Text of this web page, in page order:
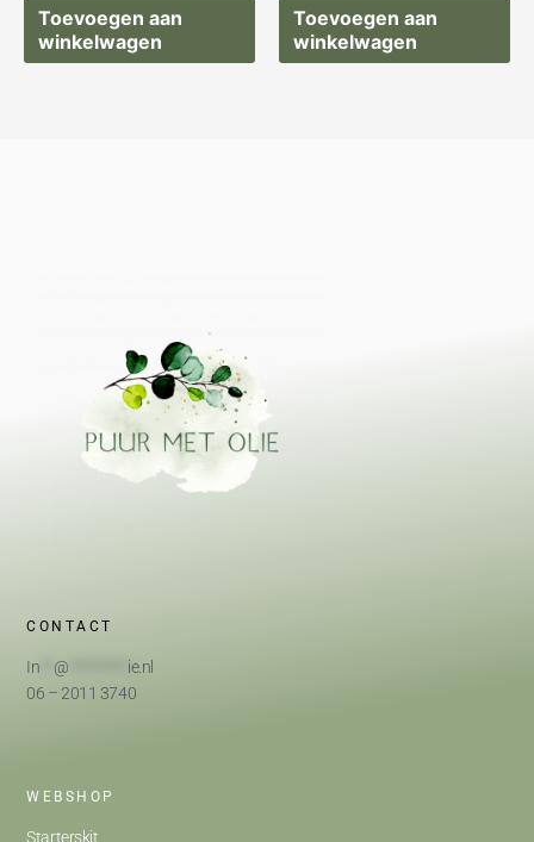
Toevoegen aan
winkelwagen
Toevoegen aan
winkelwagen
CONTACT
In @
ie.nl
06 – 2011 3740
WEBSHOP
Starterskit